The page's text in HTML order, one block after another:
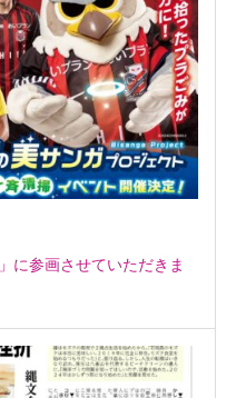
に参画させていただきま